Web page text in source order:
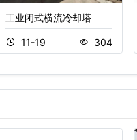
工业闭式横流冷却塔
11-19 304